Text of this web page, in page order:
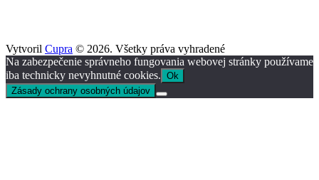
Vytvoril Cupra © 2026. Všetky práva vyhradené
Na zabezpečenie správneho fungovania webovej stránky používame
iba technicky nevyhnutné cookies. Ok
Zásady ochrany osobných údajov